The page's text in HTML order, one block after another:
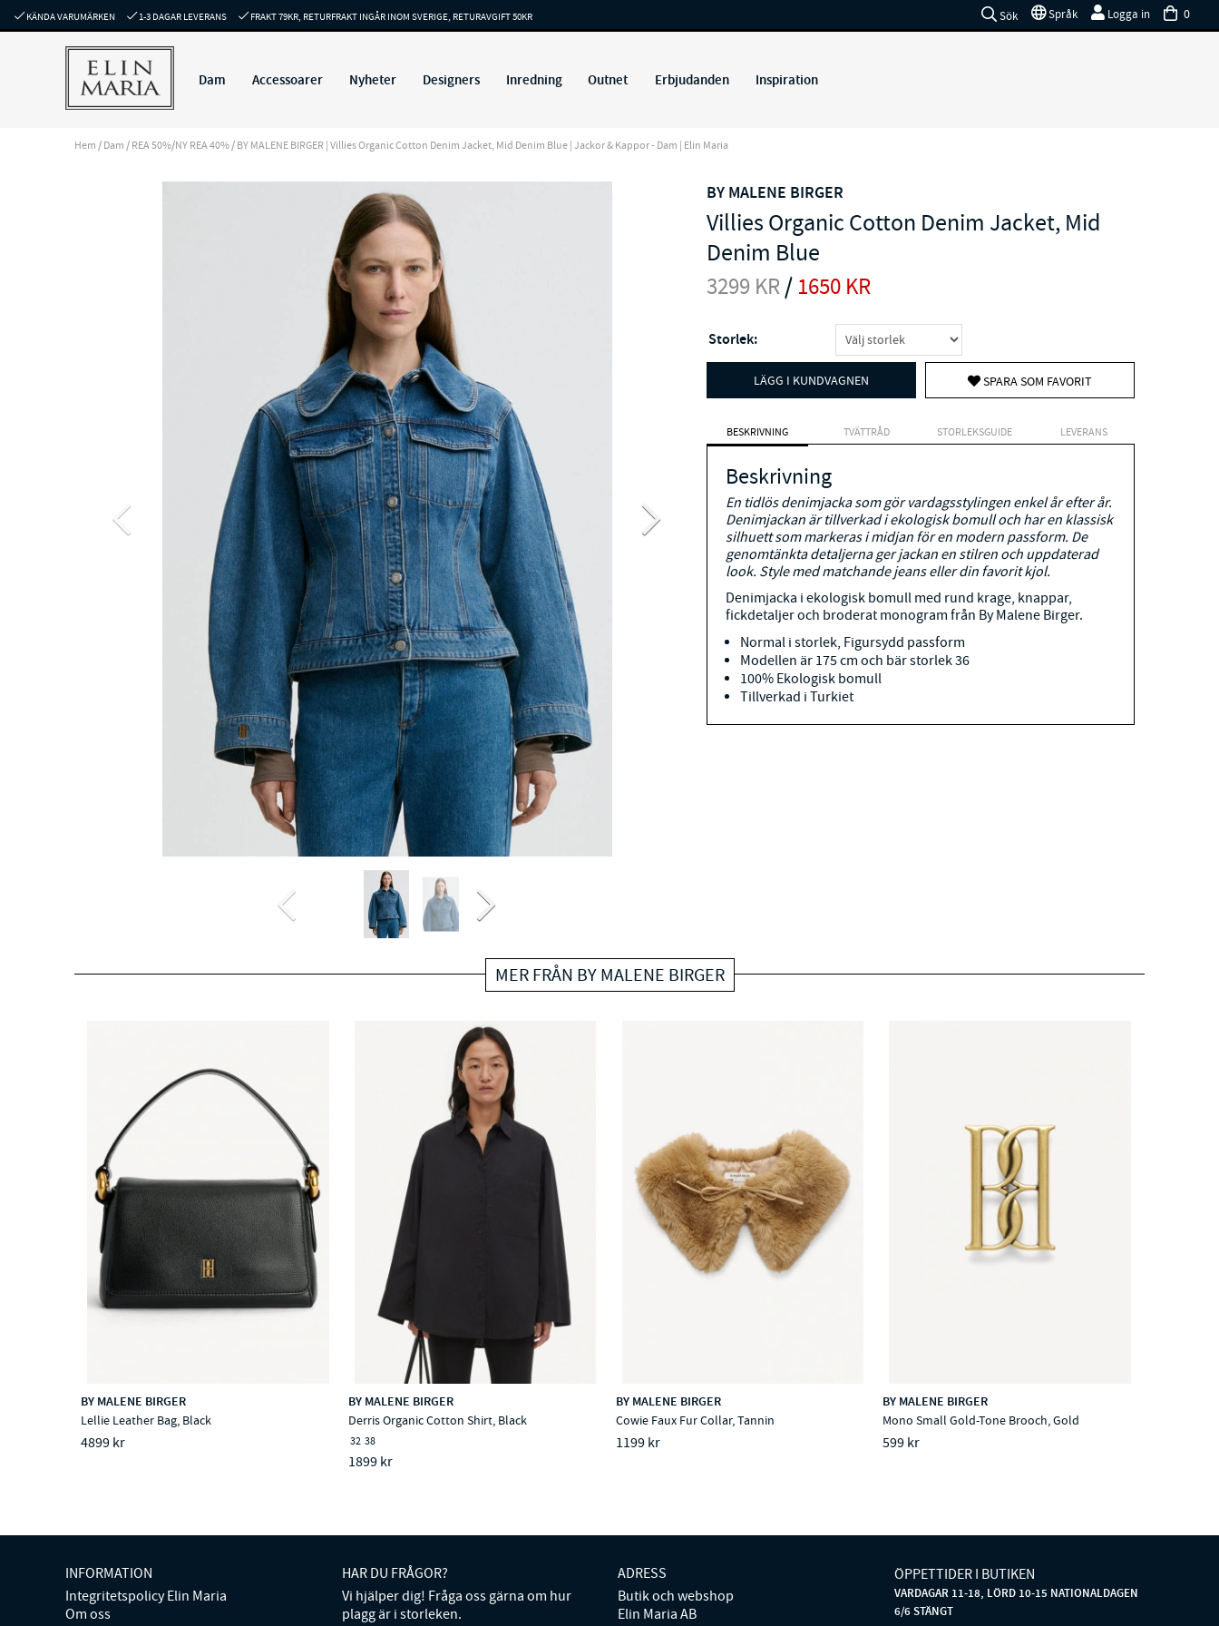
KÄNDA VARUMÄRKEN 1-3 DAGAR LEVERANS FRAKT 79KR, RETURFRAKT INGÅR INOM SVERIGE, RETURAVGIFT 50KR 0
Logga in
Språk
Sök
Dam Accessoarer Nyheter Designers Inredning Outnet Erbjudanden Inspiration
Hem /Dam /REA 50%/NY REA 40%/BY MALENE BIRGER | Villies Organic Cotton Denim Jacket, Mid Denim Blue | Jackor & Kappor - Dam | Elin Maria
BY MALENE BIRGER
Villies Organic Cotton Denim Jacket, Mid
Denim Blue
3299 KR/ 1650KR
Storlek:
LÄGG I KUNDVAGNEN SPARA SOM FAVORIT
BESKRIVNING TVÄTTRÅD STORLEKSGUIDE LEVERANS
Beskrivning
En tidlös denimjacka som gör vardagsstylingen enkel år efter år.
Denimjackan är tillverkad i ekologisk bomull och har en klassisk
silhuett som markeras i midjan för en modern passform. De
genomtänkta detaljerna ger jackan en stilren och uppdaterad
look. Style med matchande jeans eller din favorit kjol.
Denimjacka i ekologisk bomull med rund krage, knappar,
fickdetaljer och broderat monogram från By Malene Birger.
Normal i storlek, Figursydd passform
Modellen är 175 cm och bär storlek 36
100% Ekologisk bomull
Tillverkad i Turkiet
MER FRÅN BY MALENE BIRGER
BY MALENE BIRGER
Lellie Leather Bag, Black
4899 kr
BY MALENE BIRGER
Derris Organic Cotton Shirt, Black
32 38
1899 kr
BY MALENE BIRGER
Cowie Faux Fur Collar, Tannin
1199 kr
BY MALENE BIRGER
Mono Small Gold-Tone Brooch, Gold
599 kr
INFORMATION
Integritetspolicy Elin Maria
Om oss
HAR DU FRÅGOR?
Vi hjälper dig! Fråga oss gärna om hur
plagg är i storleken.
ADRESS
Butik och webshop
Elin Maria AB
ÖPPETTIDER I BUTIKEN
VARDAGAR 11-18, LÖRD 10-15 NATIONALDAGEN
6/6 STÄNGT